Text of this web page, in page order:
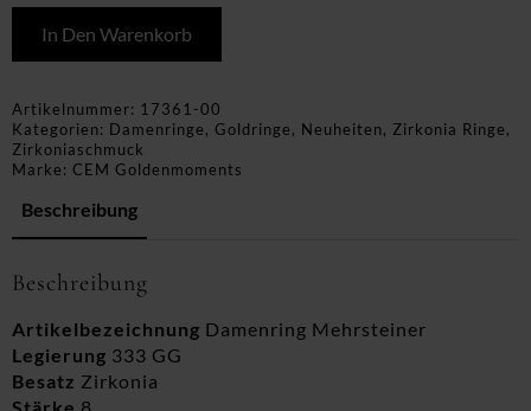
In Den Warenkorb
Artikelnummer: 17361-00
Kategorien: Damenringe, Goldringe, Neuheiten, Zirkonia Ringe,
Zirkoniaschmuck
Marke: CEM Goldenmoments
Beschreibung
Beschreibung
Artikelbezeichnung Damenring Mehrsteiner
Legierung 333 GG
Besatz Zirkonia